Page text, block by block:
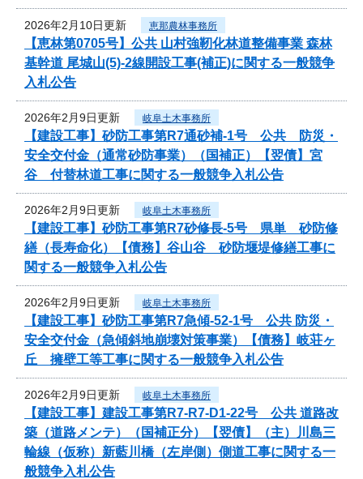
2026年2月10日更新 恵那農林事務所
【恵林第0705号】公共 山村強靭化林道整備事業 森林
基幹道 尾城山(5)-2線開設工事(補正)に関する一般競争
入札公告
2026年2月9日更新 岐阜土木事務所
【建設工事】砂防工事第R7通砂補-1号 公共 防災・
安全交付金（通常砂防事業）（国補正）【翌債】宮
谷 付替林道工事に関する一般競争入札公告
2026年2月9日更新 岐阜土木事務所
【建設工事】砂防工事第R7砂修長-5号 県単 砂防修
繕（長寿命化）【債務】谷山谷 砂防堰堤修繕工事に
関する一般競争入札公告
2026年2月9日更新 岐阜土木事務所
【建設工事】砂防工事第R7急傾-52-1号 公共 防災・
安全交付金（急傾斜地崩壊対策事業）【債務】岐荘ヶ
丘 擁壁工等工事に関する一般競争入札公告
2026年2月9日更新 岐阜土木事務所
【建設工事】建設工事第R7-R7-D1-22号 公共 道路改
築（道路メンテ）（国補正分）【翌債】（主）川島三
輪線（仮称）新藍川橋（左岸側）側道工事に関する一
般競争入札公告